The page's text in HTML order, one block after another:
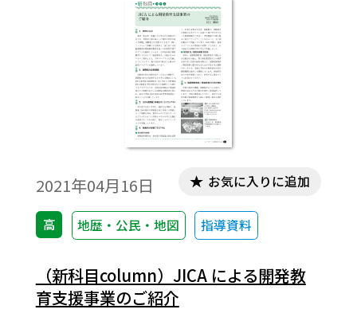
2021年04月16日
高 地歴・公民・地図 指導資料
お気に入りに追加
（新科目column）JICA による開発教
育支援事業のご紹介